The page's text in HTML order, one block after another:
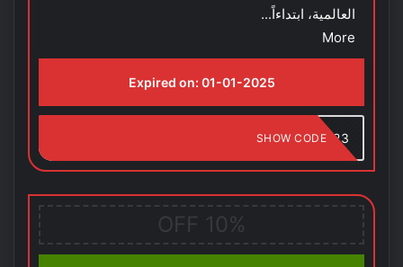
العالمية، ابتداءاً...
More
Expired on: 01-01-2025
MK123
SHOW CODE
10% OFF